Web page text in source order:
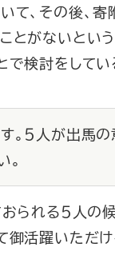
て、その後、
とがないとい
検討をしてい
。５人が出馬
。
おられる５人
御活躍いただ